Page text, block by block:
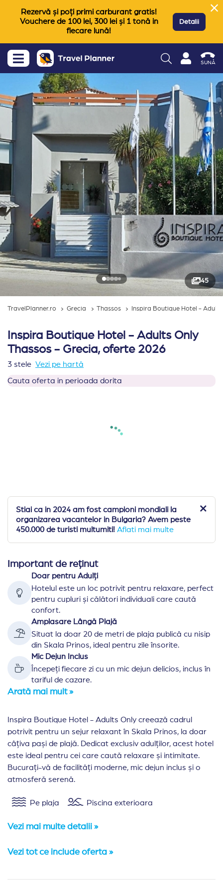
Rezervă și poți primi carburant gratis!
Vouchere de 100 lei, 300 lei și 1 tonă in
fiecare lună!
Detalii
SUNĂ
45
TravelPlanner.ro Grecia Thassos Inspira Boutique Hotel - Adults
Inspira Boutique Hotel - Adults Only
Thassos - Grecia, oferte 2026
3 stele Vezi pe hartă
Cauta oferta in perioada dorita
Stiai ca in 2024 am fost campioni mondiali la
organizarea vacantelor in Bulgaria? Avem peste
450.000 de turisti multumiti! Aflati mai multe
Inspira Boutique Hotel - Adults Only creează cadrul
potrivit pentru un sejur relaxant în Skala Prinos, la doar
câțiva pași de plajă. Dedicat exclusiv adulților, acest hotel
este ideal pentru cei care caută relaxare și intimitate.
Bucurați-vă de facilități moderne, mic dejun inclus și o
atmosferă serenă.
Pe plaja Piscina exterioara
Vezi mai multe detalii »
Vezi tot ce include oferta »
Important de reținut
Doar pentru Adulți
Hotelul este un loc potrivit pentru relaxare, perfect
pentru cupluri și călători individuali care caută
confort.
Amplasare Lângă Plajă
Situat la doar 20 de metri de plaja publică cu nisip
din Skala Prinos, ideal pentru zile însorite.
Mic Dejun Inclus
Începeți fiecare zi cu un mic dejun delicios, inclus în
tariful de cazare.
Arată mai mult »